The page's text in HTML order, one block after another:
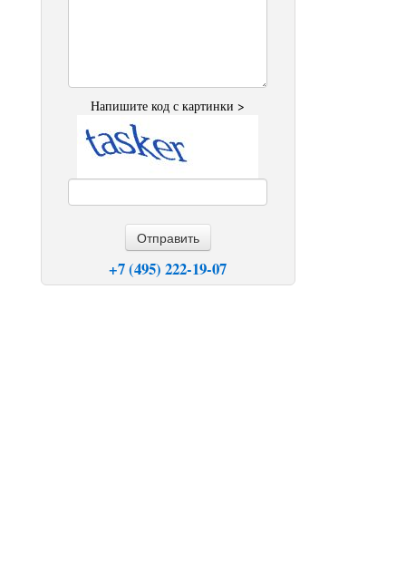
Напишите код с картинки >
Отправить
+7 (495) 222-19-07